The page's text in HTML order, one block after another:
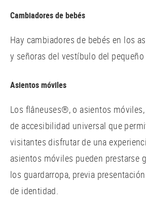
Cambiadores de bebés
Hay cambiadores de bebés en los
y señoras del vestíbulo del
Asientos móviles
Los flâneuses®, o asientos
de accesibilidad universal que
visitantes disfrutar de una
asientos móviles pueden prestarse
los guardarropa, previa
de identidad.